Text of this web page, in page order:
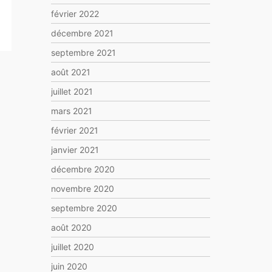
février 2022
décembre 2021
septembre 2021
août 2021
juillet 2021
mars 2021
février 2021
janvier 2021
décembre 2020
novembre 2020
septembre 2020
août 2020
juillet 2020
juin 2020